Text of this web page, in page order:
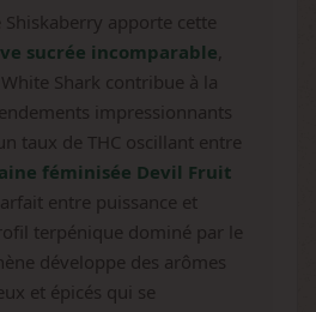
apporte cette
sucrée incomparable
Shark contribue à la
impressionnants
taux de THC oscillant entre
féminisée Devil Fruit
entre puissance et
terpénique dominé par le
développe des arômes
et épicés qui se